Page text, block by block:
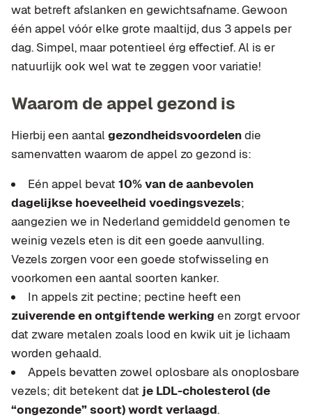
wat betreft afslanken en gewichtsafname. Gewoon
één appel vóór elke grote maaltijd, dus 3 appels per
dag. Simpel, maar potentieel érg effectief. Al is er
natuurlijk ook wel wat te zeggen voor variatie!
Waarom de appel gezond is
Hierbij een aantalgezondheidsvoordelendie
samenvatten waarom de appel zo gezond is:
Eén appel bevat 10% van de aanbevolen
dagelijkse hoeveelheid voedingsvezels;
aangezien we in Nederland gemiddeld genomen te
weinig vezels eten is dit een goede aanvulling.
Vezels zorgen voor een goede stofwisseling en
voorkomen een aantal soorten kanker.
In appels zit pectine; pectine heeft een
zuiverende en ontgiftende werking en zorgt ervoor
dat zware metalen zoals lood en kwik uit je lichaam
worden gehaald.
Appels bevatten zowel oplosbare als onoplosbare
vezels; dit betekent dat je LDL-cholesterol (de
“ongezonde” soort) wordt verlaagd.